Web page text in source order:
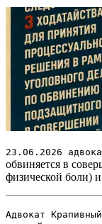
23.06.2026
обвиняется в
физической боли)
Адвокат